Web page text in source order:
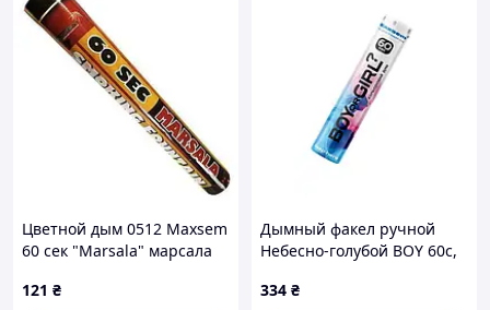
Цветной дым 0512 Maxsem
60 сек "Marsala" марсала
121 ₴
Дымный факел ручной
Небесно-голубой BOY 60с,
334 ₴